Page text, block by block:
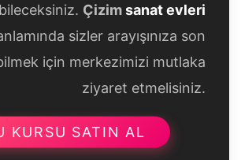
Çizimsanat evleri
sizler arayışınıza son
için merkezimizi mutlaka
ziyaret etmelisiniz.
KURSU SATIN AL